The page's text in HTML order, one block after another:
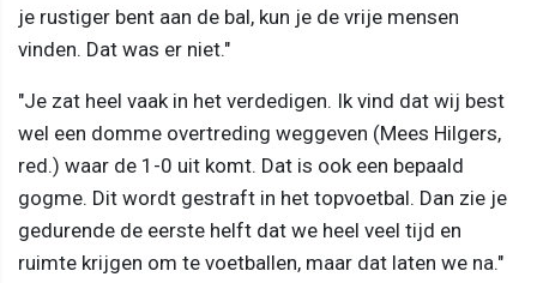
je rustiger bent aan de bal, kun je de vrije mensen
vinden. Dat was er niet."
"Je zat heel vaak in het verdedigen. Ik vind dat wij best
wel een domme overtreding weggeven (Mees Hilgers,
red.) waar de 1-0 uit komt. Dat is ook een bepaald
gogme. Dit wordt gestraft in het topvoetbal. Dan zie je
gedurende de eerste helft dat we heel veel tijd en
ruimte krijgen om te voetballen, maar dat laten we na."